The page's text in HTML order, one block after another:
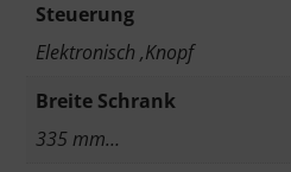
Steuerung
Elektronisch ,Knopf
Breite Schrank
335 mm…